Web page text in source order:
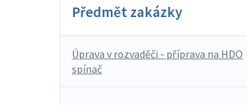
Předmět zakázky
Úprava v rozvaděči - příprava na HDO
spínač